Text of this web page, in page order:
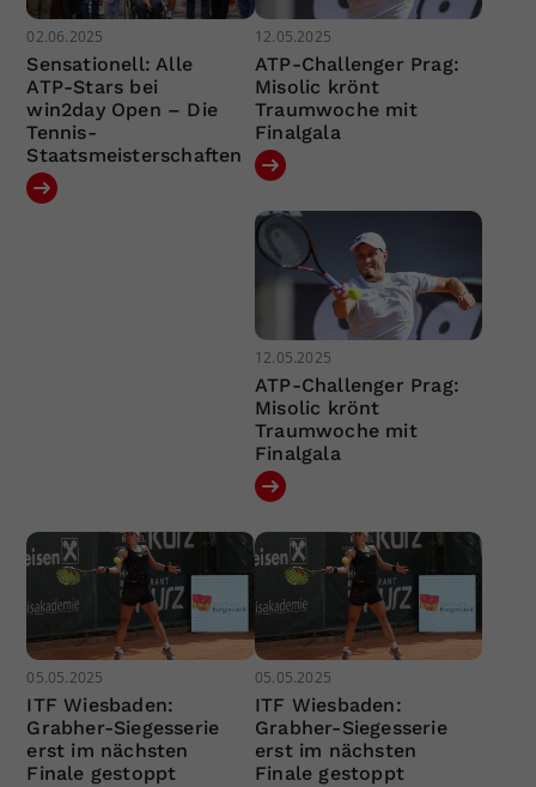
02.06.2025
Sensationell: Alle
ATP-Stars bei
win2day Open – Die
Tennis-
Staatsmeisterschaften
12.05.2025
ATP-Challenger Prag:
Misolic krönt
Traumwoche mit
Finalgala
12.05.2025
ATP-Challenger Prag:
Misolic krönt
Traumwoche mit
Finalgala
05.05.2025
ITF Wiesbaden:
Grabher-Siegesserie
erst im nächsten
Finale gestoppt
05.05.2025
ITF Wiesbaden:
Grabher-Siegesserie
erst im nächsten
Finale gestoppt